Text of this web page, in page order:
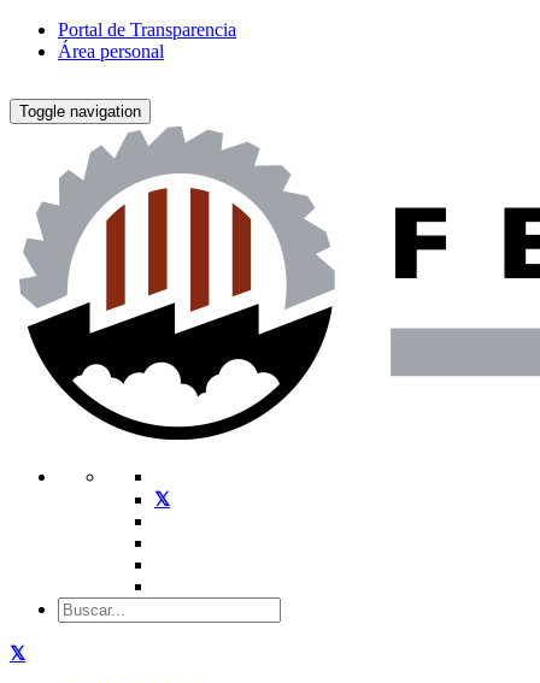
Portal de Transparencia
Área personal
Toggle navigation